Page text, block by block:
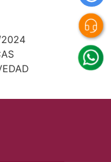
2024